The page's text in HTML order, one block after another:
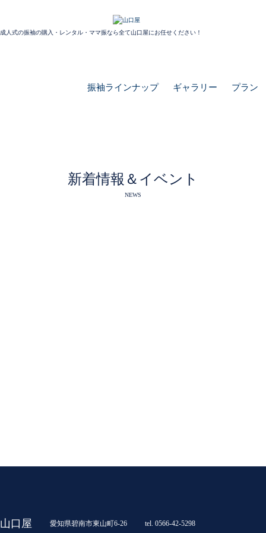
成人式の振袖の購入・レンタル・ママ振なら全て山口屋にお任せください！
振袖ラインナップ ギャラリー プラン
新着情報＆イベント
NEWS
山口屋 愛知県碧南市東山町6-26 tel. 0566-42-5298